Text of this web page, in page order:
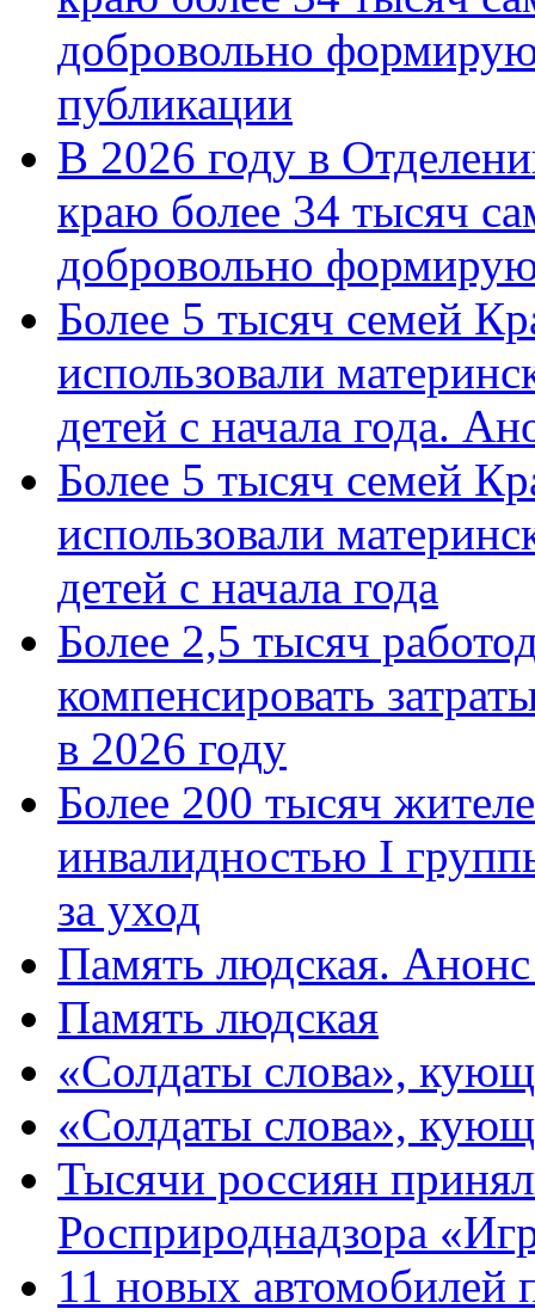
добровольно
публикации
В 2026 году в
краю более 34 тысяч
добровольно
Более 5 тысяч семей
использовали
детей с начала года.
Более 5 тысяч семей
использовали
детей с начала года
Более 2,5 тысяч
компенсировать
в 2026 году
Более 200 тысяч
инвалидностью I
за уход
Память людская.
Память людская
«Солдаты слова»,
«Солдаты слова»,
Тысячи россиян
Росприроднадзора
11 новых автомобилей